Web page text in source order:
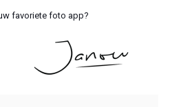
favoriete foto app?